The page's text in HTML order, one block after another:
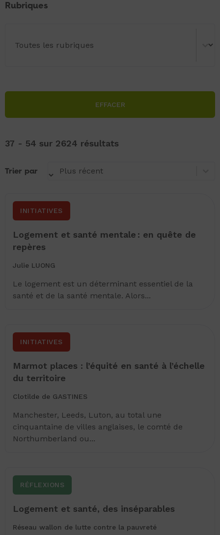
Rubriques
EFFACER
37 - 54 sur 2624 résultats
Trier par Trier par
Trier par
Plus récent
Trier par
INITIATIVES
Logement et santé mentale : en quête de
repères
Julie LUONG
Le logement est un déterminant essentiel de la
santé et de la santé mentale. Alors...
INITIATIVES
Marmot places : l’équité en santé à l’échelle
du territoire
Clotilde de GASTINES
Manchester, Leeds, Luton, au total une
cinquantaine de villes anglaises, le comté de
Northumberland ou...
RÉFLEXIONS
Logement et santé, des inséparables
Réseau wallon de lutte contre la pauvreté